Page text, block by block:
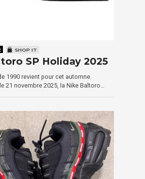
SHOP IT
SP Holiday 2025
1990 revient pour cet automne.
21 novembre 2025, la Nike Baltoro…